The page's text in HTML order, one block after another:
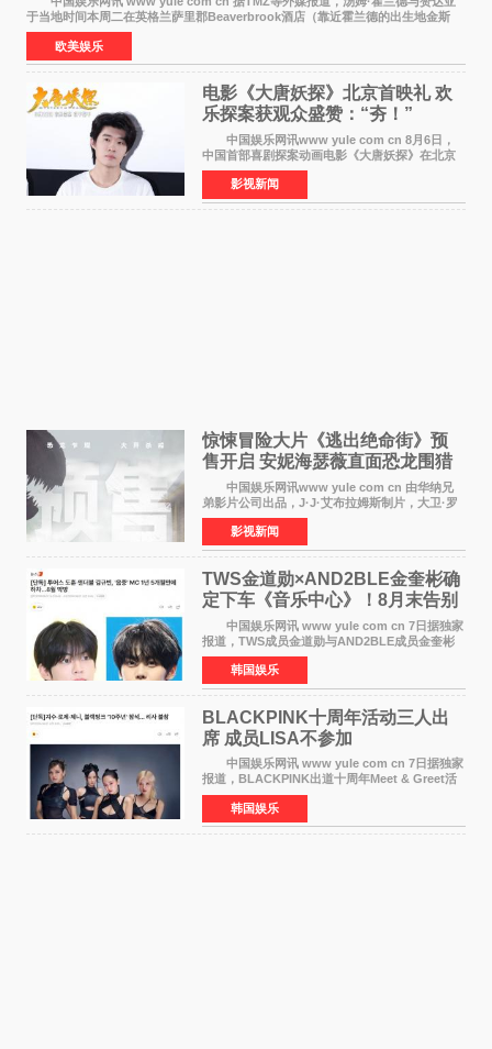
于当地时间本周二在英格兰萨里郡Beaverbrook酒店（靠近霍兰德的出生地金斯
顿）举办婚宴，邀请家人与朋友们喝喜酒，庆祝
欧美娱乐
电影《大唐妖探》北京首映礼 欢
乐探案获观众盛赞：“夯！”
中国娱乐网讯www yule com cn 8月6日，
中国首部喜剧探案动画电影《大唐妖探》在北京
举办电影首映礼。导演程腾、联合导演黄珉、总
制片人曹紫建、制片人李莹莹，配音导演张喆，
对白指导程寅，领
影视新闻
惊悚冒险大片《逃出绝命街》预
售开启 安妮海瑟薇直面恐龙围猎
中国娱乐网讯www yule com cn 由华纳兄
弟影片公司出品，J·J·艾布拉姆斯制片，大卫·罗
伯特·米切尔执导，好莱坞巨星安妮·海瑟薇和伊万
·麦克格雷格领衔主演的2026暑期惊悚冒险大片
《逃出绝
影视新闻
TWS金道勋×AND2BLE金奎彬确
定下车《音乐中心》！8月末告别
MC席位
中国娱乐网讯 www yule com cn 7日据独家
报道，TWS成员金道勋与AND2BLE成员金奎彬
将于8月离开《音乐中心》MC的位置。 金道
勋与金奎彬于去年3月与H2H A-NA一起被选为
《音乐中心》MC，约1
韩国娱乐
BLACKPINK十周年活动三人出
席 成员LISA不参加
中国娱乐网讯 www yule com cn 7日据独家
报道，BLACKPINK出道十周年Meet & Greet活
动将由智秀、ROS&Eacute;、JENNIE出席，
LISA将缺席。 此前BLACKPINK所属社YG并
未为组合出道十周年做
韩国娱乐